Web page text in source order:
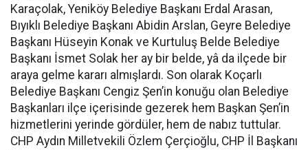
Karaçolak, Yeniköy Belediye Başkanı Erdal Arasan,
Bıyıklı Belediye Başkanı Abidin Arslan, Geyre Belediye
Başkanı Hüseyin Konak ve Kurtuluş Belde Belediye
Başkanı İsmet Solak her ay bir belde, yâ da ilçede bir
araya gelme kararı almışlardı. Son olarak Koçarlı
Belediye Başkanı Cengiz Şen’in konuğu olan Belediye
Başkanları ilçe içerisinde gezerek hem Başkan Şen’in
hizmetlerini yerinde gördüler, hem de nabız tuttular.
CHP Aydın Milletvekili Özlem Çerçioğlu, CHP İl Başkanı